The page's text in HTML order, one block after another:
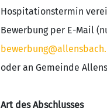
Hospitationstermin
Bewerbung per E-Mail
oder an Gemeinde
Art des Abschlusses